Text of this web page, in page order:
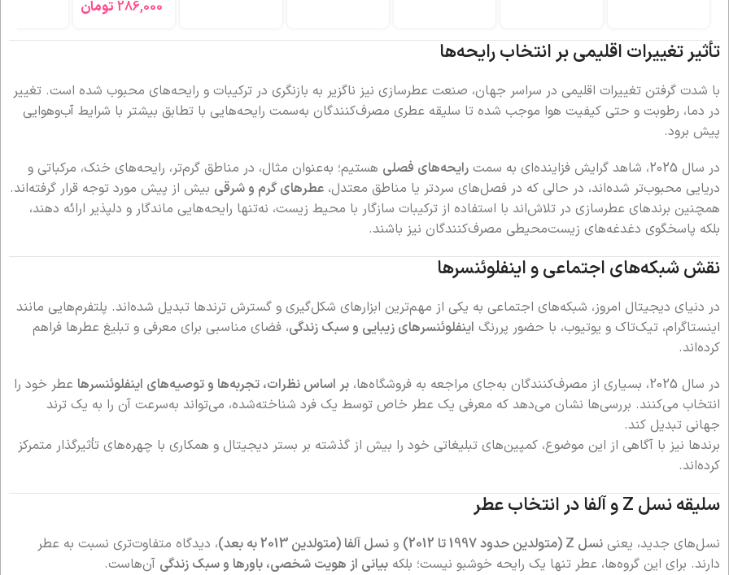
تأثیر تغییرات اقلیمی بر انتخاب رایحه‌ها
با شدت گرفتن تغییرات اقلیمی در سراسر جهان، صنعت عطرسازی نیز ناگزیر به بازنگری در ترکیبات و رایحه‌های محبوب شده است. تغییر
در دما، رطوبت و حتی کیفیت هوا موجب شده تا سلیقه عطری مصرف‌کنندگان به‌سمت رایحه‌هایی با تطابق بیشتر با شرایط آب‌وهوایی
پیش برود.
در سال 2025، شاهد گرایش فزاینده‌ای به سمت
رایحه‌های فصلی هستیم؛ به‌عنوان مثال، در مناطق گرم‌تر، رایحه‌های خنک، مرکباتی و
دریایی محبوب‌تر شده‌اند، در حالی که در فصل‌های سردتر یا مناطق معتدل، عطرهای گرم و شرقی بیش از پیش مورد توجه قرار گرفته‌اند.
همچنین برندهای عطرسازی در تلاش‌اند با استفاده از ترکیبات سازگار با محیط زیست، نه‌تنها رایحه‌هایی ماندگار و دلپذیر ارائه دهند،
بلکه پاسخگوی دغدغه‌های زیست‌محیطی مصرف‌کنندگان نیز باشند.
نقش شبکه‌های اجتماعی و اینفلوئنسرها
در دنیای دیجیتال امروز، شبکه‌های اجتماعی به یکی از مهم‌ترین ابزارهای شکل‌گیری و گسترش ترندها تبدیل شده‌اند. پلتفرم‌هایی مانند
اینستاگرام، تیک‌تاک و یوتیوب، با حضور پررنگ اینفلوئنسرهای زیبایی و سبک زندگی، فضای مناسبی برای معرفی و تبلیغ عطرها فراهم
کرده‌اند.
در سال 2025، بسیاری از مصرف‌کنندگان به‌جای مراجعه به فروشگاه‌ها،
بر اساس نظرات، تجربه‌ها و توصیه‌های اینفلوئنسرها عطر خود را
انتخاب می‌کنند. بررسی‌ها نشان می‌دهد که معرفی یک عطر خاص توسط یک فرد شناخته‌شده، می‌تواند به‌سرعت آن را به یک ترند
جهانی تبدیل کند.
برندها نیز با آگاهی از این موضوع، کمپین‌های تبلیغاتی خود را بیش از گذشته بر بستر دیجیتال و همکاری با چهره‌های تأثیرگذار متمرکز
کرده‌اند.
سلیقه نسل Z و آلفا در انتخاب عطر
نسل‌های جدید، یعنی نسل Z (متولدین حدود 1997 تا 2012) و نسل آلفا (متولدین 2013 به بعد)
، دیدگاه متفاوت‌تری نسبت به عطر
دارند. برای این گروه‌ها، عطر تنها یک رایحه خوشبو نیست؛ بلکه بیانی از هویت شخصی، باورها و سبک زندگی آن‌هاست.